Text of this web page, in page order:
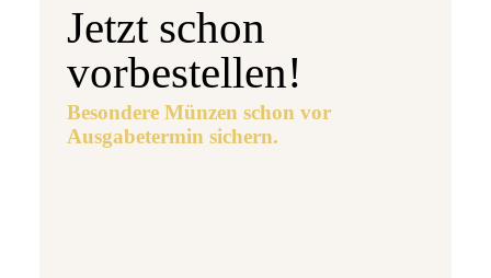
Jetzt schon
vorbestellen!
Besondere Münzen schon vor
Ausgabetermin sichern.